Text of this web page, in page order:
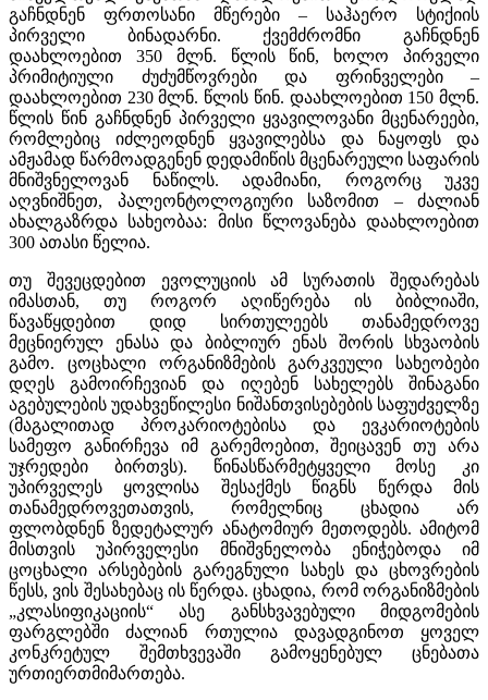
გაჩნდნენ ფრთოსანი მწერები – საჰაერო სტიქიის
პირველი ბინადარნი. ქვემძრომნი გაჩნდნენ
დაახლოებით 350 მლნ. წლის წინ, ხოლო პირველი
პრიმიტიული ძუძუმწოვრები და ფრინველები –
დაახლოებით 230 მლნ. წლის წინ. დაახლოებით 150 მლნ.
წლის წინ გაჩნდნენ პირველი ყვავილოვანი მცენარეები,
რომლებიც იძლეოდნენ ყვავილებსა და ნაყოფს და
ამჟამად წარმოადგენენ დედამიწის მცენარეული საფარის
მნიშვნელოვან ნაწილს. ადამიანი, როგორც უკვე
აღვნიშნეთ, პალეონტოლოგიური საზომით – ძალიან
ახალგაზრდა სახეობაა: მისი წლოვანება დაახლოებით
300 ათასი წელია.
თუ შევეცდებით ევოლუციის ამ სურათის შედარებას
იმასთან, თუ როგორ აღიწერება ის ბიბლიაში,
წავაწყდებით დიდ სირთულეებს თანამედროვე
მეცნიერულ ენასა და ბიბლიურ ენას შორის სხვაობის
გამო. ცოცხალი ორგანიზმების გარკვეული სახეობები
დღეს გამოირჩევიან და იღებენ სახელებს შინაგანი
აგებულების უდახვეწილესი ნიშანთვისებების საფუძველზე
(მაგალითად პროკარიოტებისა და ევკარიოტების
სამეფო განირჩევა იმ გარემოებით, შეიცავენ თუ არა
უჯრედები ბირთვს). წინასწარმეტყველი მოსე კი
უპირველეს ყოვლისა შესაქმეს წიგნს წერდა მის
თანამედროვეთათვის, რომელნიც ცხადია არ
ფლობდნენ ზედეტალურ ანატომიურ მეთოდებს. ამიტომ
მისთვის უპირველესი მნიშვნელობა ენიჭებოდა იმ
ცოცხალი არსებების გარეგნული სახეს და ცხოვრების
წესს, ვის შესახებაც ის წერდა. ცხადია, რომ ორგანიზმების
„კლასიფიკაციის“ ასე განსხვავებული მიდგომების
ფარგლებში ძალიან რთულია დავადგინოთ ყოველ
კონკრეტულ შემთხვევაში გამოყენებულ ცნებათა
ურთიერთმიმართება.